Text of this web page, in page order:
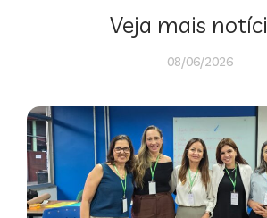
Veja mais
08/06/2026